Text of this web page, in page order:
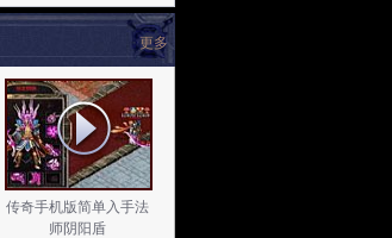
更多
传奇手机版简单入手法
师阴阳盾